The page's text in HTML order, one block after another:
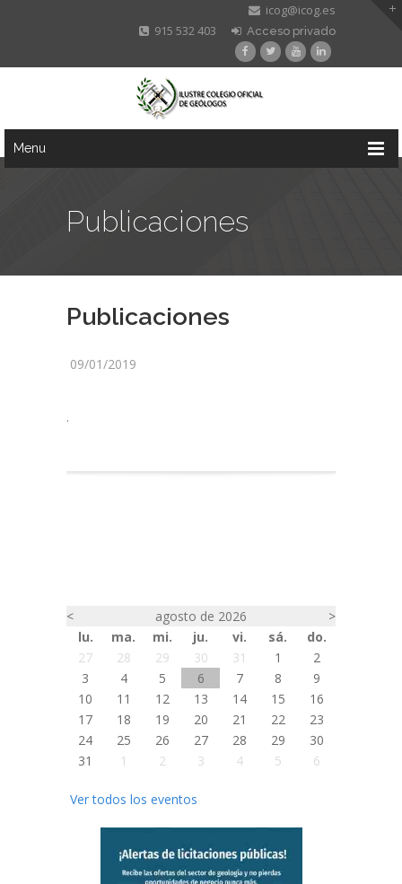
icog@icog.es
915 532 403
Acceso privado
Menu
Publicaciones
Publicaciones
09/01/2019
.
< agosto de 2026
>
lu.
ma. mi. ju. vi. sá.
do.
27
28 29 30 31 1
2
3
4 5 6 7 8
9
10
11 12 13 14 15
16
17
18 19 20 21 22
23
24
25 26 27 28 29
30
31
1 2 3 4 5 6
Ver todos los eventos